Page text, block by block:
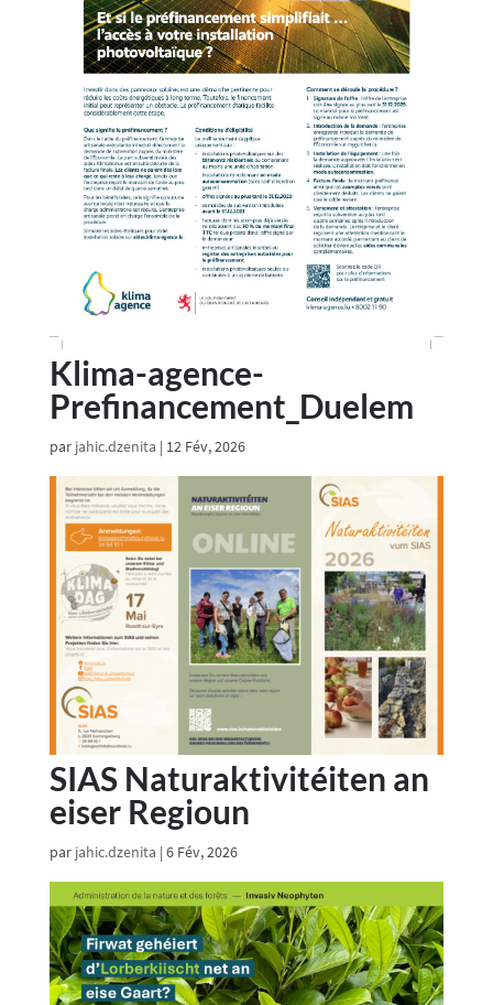
Klima-agence-
Prefinancement_Duelem
par jahic.dzenita | 12 Fév, 2026
SIAS Naturaktivitéiten an
eiser Regioun
par jahic.dzenita | 6 Fév, 2026